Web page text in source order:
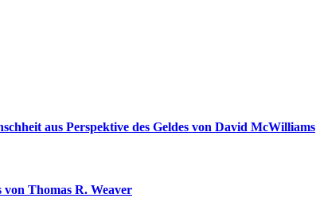
aus Perspektive des Geldes von David McWilliams
von Thomas R. Weaver